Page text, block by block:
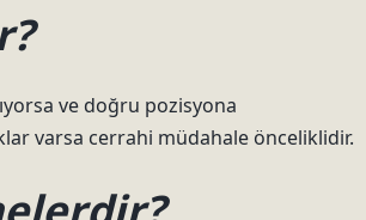
ve doğru pozisyona
varsa cerrahi müdahale önceliklidir.